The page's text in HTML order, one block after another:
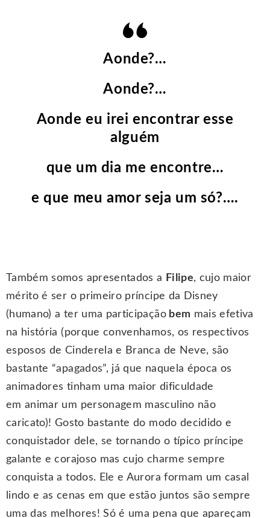
Aonde?…
Aonde?…
Aonde eu irei encontrar esse
alguém
que um dia me encontre…
e que meu amor seja um só?….
Também somos apresentados a Filipe, cujo maior
mérito é ser o primeiro príncipe da Disney
(humano) a ter uma participaçãobem mais efetiva
na história (porque convenhamos, os respectivos
esposos de Cinderela e Branca de Neve, são
bastante “apagados”, já que naquela época os
animadores tinham uma maior dificuldade
em animar um personagem masculino não
caricato)! Gosto bastante do modo decidido e
conquistador dele, se tornando o típico príncipe
galante e corajoso mas cujo charme sempre
conquista a todos. Ele e Aurora formam um casal
lindo e as cenas em que estão juntos são sempre
uma das melhores! Só é uma pena que apareçam